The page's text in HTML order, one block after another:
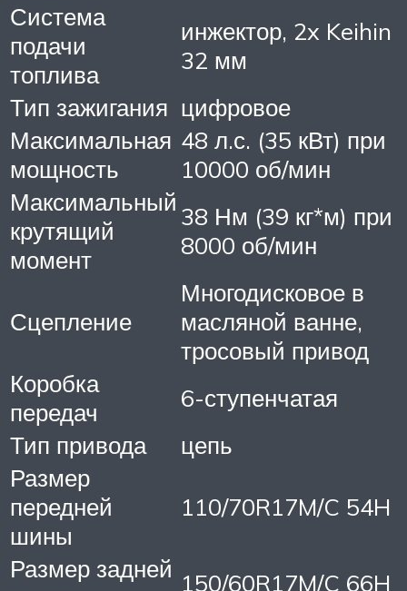
Система
подачи
топлива
инжектор, 2x Keihin
32 мм
Тип зажигания цифровое
Максимальная
мощность
48 л.с. (35 кВт) при
10000 об/мин
Максимальный
крутящий
момент
38 Нм (39 кг*м) при
8000 об/мин
Сцепление
Многодисковое в
масляной ванне,
тросовый привод
Коробка
передач
6-ступенчатая
Тип привода
цепь
Размер
передней
шины
110/70R17M/C 54H
Размер задней 150/60R17M/C 66H